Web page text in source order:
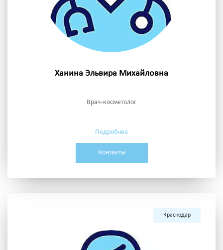
Ханина Эльвира Михайловна
Врач-косметолог
Подробнее
Контакты
Краснодар